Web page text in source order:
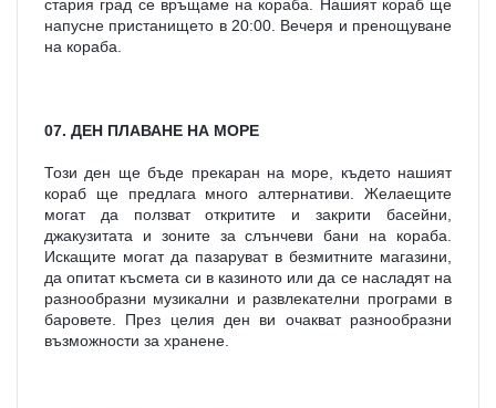
стария град се връщаме на кораба. Нашият кораб ще
напусне пристанището в 20:00. Вечеря и пренощуване
на кораба.
07. ДЕН ПЛАВАНЕ НА МОРЕ
Този ден ще бъде прекаран на море, където нашият
кораб ще предлага много алтернативи. Желаещите
могат да ползват откритите и закрити басейни,
джакузитата и зоните за слънчеви бани на кораба.
Искащите могат да пазаруват в безмитните магазини,
да опитат късмета си в казиното или да се насладят на
разнообразни музикални и развлекателни програми в
баровете. През целия ден ви очакват разнообразни
възможности за хранене.